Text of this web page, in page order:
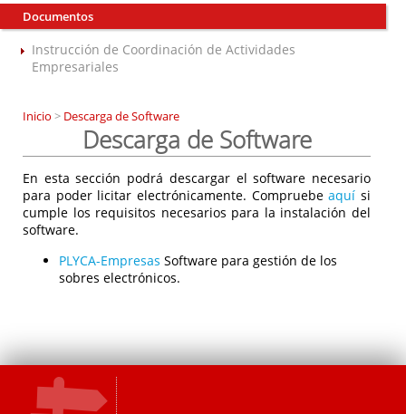
Documentos
Instrucción de Coordinación de Actividades
Empresariales
Inicio > Descarga de Software
Descarga de Software
En esta sección podrá descargar el software necesario
para poder licitar electrónicamente. Compruebeaquí si
cumple los requisitos necesarios para la instalación del
software.
PLYCA-Empresas Software para gestión de los
sobres electrónicos.